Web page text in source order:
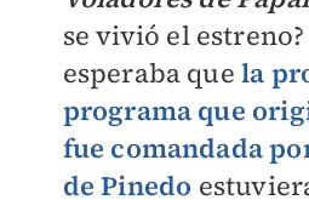
se vivió el
esperaba quela
programa que
fue comandada
de Pinedo